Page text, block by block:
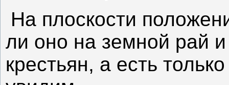
На плоскости
ли оно на земной рай
крестьян, а есть